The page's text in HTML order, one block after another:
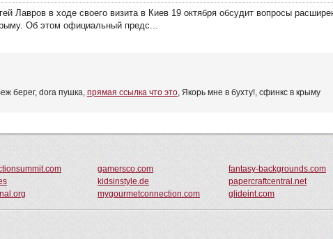
Лавров в ходе своего визита в Киев 19 октября обсудит вопросы
Об этом официальный предс...
берег, dora пушка, прямая ссылка что это, Якорь мне в бухту!, сфинкс в крыму
gamersco.com fantasy-backgrounds.com
kidsinstyle.de papercraftcentral.net
mygourmetconnection.com glideint.com